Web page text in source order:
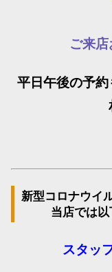
ご来店
平日午後の予
新型コロナウイ
当店では以
スタッ